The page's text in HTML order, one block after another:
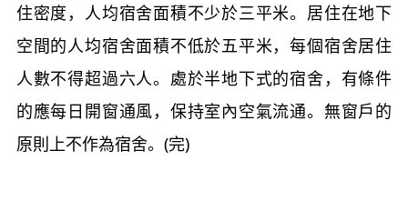
住密度，人均宿舍面積不少於三平米。居住在地下
空間的人均宿舍面積不低於五平米，每個宿舍居住
人數不得超過六人。處於半地下式的宿舍，有條件
的應每日開窗通風，保持室內空氣流通。無窗戶的
原則上不作為宿舍。(完)